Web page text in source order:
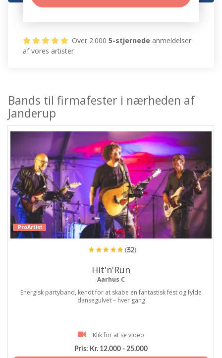
Over 2.0005-stjernede anmeldelser
af vores artister
Bands til firmafester i nærheden af
Janderup
ProArtist
(32)
Hit'n'Run
Aarhus C
Energisk partyband, kendt for at skabe en fantastisk fest og fylde
dansegulvet – hver gang
Klik for at se video
Pris: Kr. 12.000 - 25.000